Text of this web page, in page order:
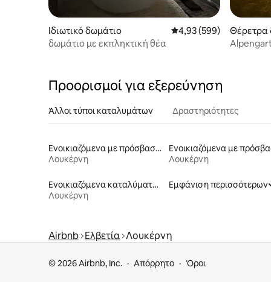
Ιδιωτικό δωμάτιο Μέση βαθμολογία: 4,93
4,93 (599)
δωμάτιο με εκπληκτική θέα
Θέρετρα
Προορισμοί για εξερεύνηση
Άλλοι τύποι καταλυμάτων Δραστηριότητες
Ενοικιαζόμενα με πρόσβαση σε παραλία
Λουκέρνη
Λουκέρνη
Ενοικιαζόμενα καταλύματα με πρόσβαση στη λίμνη
Λουκέρνη
Εμφάνιση περισσότερων
Airbnb Ελβετία Λουκέρνη
© 2026 Airbnb, Inc. Απόρρητο Όροι